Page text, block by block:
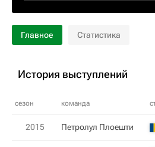
Главное Статистика
История выступлений
сезон команда
2015 Петролул Плоешти